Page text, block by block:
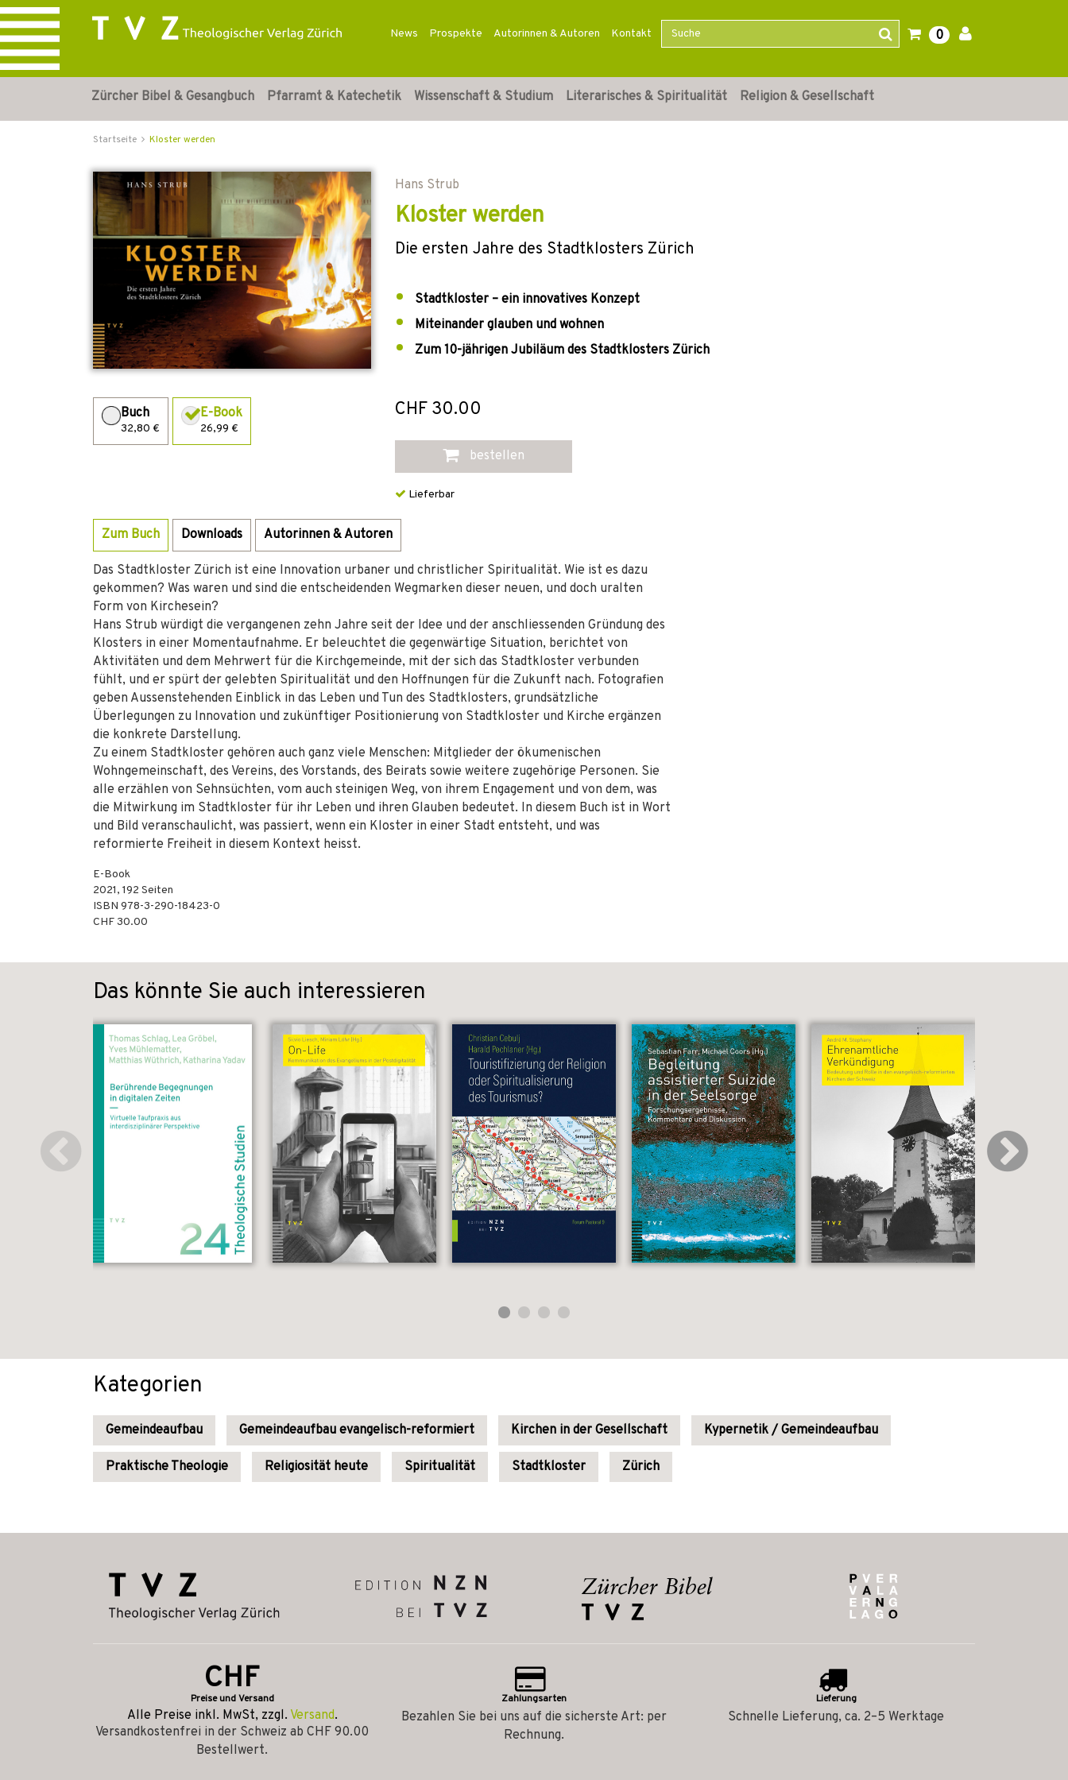
News Prospekte Autorinnen & Autoren Kontakt 0
Zürcher Bibel & Gesangbuch Pfarramt & Katechetik Wissenschaft & Studium Literarisches & Spiritualität Religion & Gesellschaft
Startseite Kloster werden
Buch
32,80 €
E-Book
26,99 €
Hans Strub
Kloster werden
Die ersten Jahre des Stadtklosters Zürich
Stadtkloster – ein innovatives Konzept
Miteinander glauben und wohnen
Zum 10-jährigen Jubiläum des Stadtklosters Zürich
CHF 30.00
bestellen
Lieferbar
Zum Buch Downloads Autorinnen & Autoren
Das Stadtkloster Zürich ist eine Innovation urbaner und christlicher Spiritualität. Wie ist es dazu
gekommen? Was waren und sind die entscheidenden Wegmarken dieser neuen, und doch uralten
Form von Kirchesein?
Hans Strub würdigt die vergangenen zehn Jahre seit der Idee und der anschliessenden Gründung des
Klosters in einer Momentaufnahme. Er beleuchtet die gegenwärtige Situation, berichtet von
Aktivitäten und dem Mehrwert für die Kirchgemeinde, mit der sich das Stadtkloster verbunden
fühlt, und er spürt der gelebten Spiritualität und den Hoffnungen für die Zukunft nach. Fotografien
geben Aussenstehenden Einblick in das Leben und Tun des Stadtklosters, grundsätzliche
Überlegungen zu Innovation und zukünftiger Positionierung von Stadtkloster und Kirche ergänzen
die konkrete Darstellung.
Zu einem Stadtkloster gehören auch ganz viele Menschen: Mitglieder der ökumenischen
Wohngemeinschaft, des Vereins, des Vorstands, des Beirats sowie weitere zugehörige Personen. Sie
alle erzählen von Sehnsüchten, vom auch steinigen Weg, von ihrem Engagement und von dem, was
die Mitwirkung im Stadtkloster für ihr Leben und ihren Glauben bedeutet. In diesem Buch ist in Wort
und Bild veranschaulicht, was passiert, wenn ein Kloster in einer Stadt entsteht, und was
reformierte Freiheit in diesem Kontext heisst.
E-Book
2021, 192 Seiten
ISBN 978-3-290-18423-0
CHF 30.00
Das könnte Sie auch interessieren
Kategorien
Gemeindeaufbau Gemeindeaufbau evangelisch-reformiert Kirchen in der Gesellschaft Kypernetik / Gemeindeaufbau
Praktische Theologie Religiosität heute Spiritualität Stadtkloster Zürich
CHF
Preise und Versand
Alle Preise inkl. MwSt, zzgl. Versand.
Versandkostenfrei in der Schweiz ab CHF 90.00
Bestellwert.
Zahlungsarten
Bezahlen Sie bei uns auf die sicherste Art: per
Rechnung.
Lieferung
Schnelle Lieferung, ca. 2–5 Werktage